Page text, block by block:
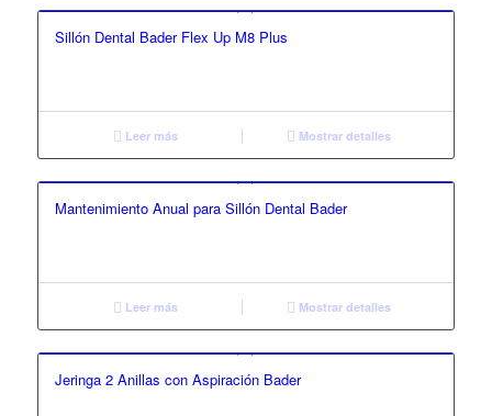
Sillón Dental Bader Flex Up M8 Plus
Leer más Mostrar detalles
Mantenimiento Anual para Sillón Dental Bader
Leer más Mostrar detalles
Jeringa 2 Anillas con Aspiración Bader